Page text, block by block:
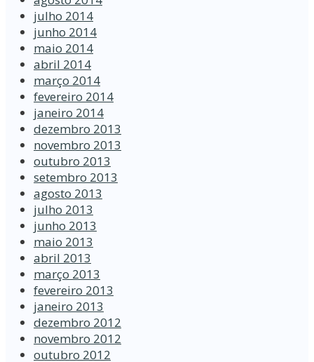
julho 2014
junho 2014
maio 2014
abril 2014
março 2014
fevereiro 2014
janeiro 2014
dezembro 2013
novembro 2013
outubro 2013
setembro 2013
agosto 2013
julho 2013
junho 2013
maio 2013
abril 2013
março 2013
fevereiro 2013
janeiro 2013
dezembro 2012
novembro 2012
outubro 2012